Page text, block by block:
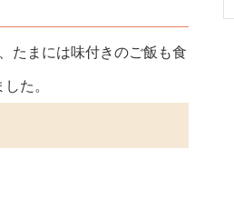
たまには味付きのご飯も食
た。